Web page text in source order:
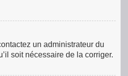
un administrateur du
soit nécessaire de la corriger.